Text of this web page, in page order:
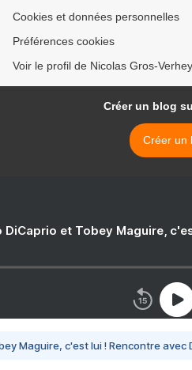
Cookies et données personnelles
Préférences cookies
Voir le profil de Nicolas Gros-
Créer un blog
Créer un
DiCaprio et Tobey Maguire,
Maguire, c'est lui ! Rencontre avec